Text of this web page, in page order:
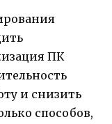
ПК
и снизить
способов,